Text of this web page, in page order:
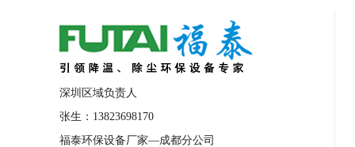
深圳区域负责人
张生：13823698170
福泰环保设备厂家—成都分公司